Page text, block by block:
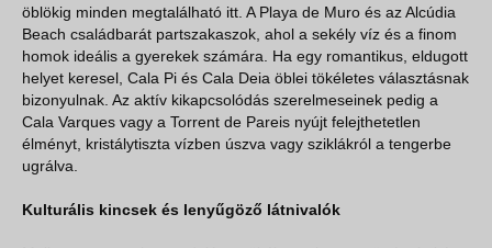
öblökig minden megtalálható itt. A Playa de Muro és az Alcúdia
Beach családbarát partszakaszok, ahol a sekély víz és a finom
homok ideális a gyerekek számára. Ha egy romantikus, eldugott
helyet keresel, Cala Pi és Cala Deia öblei tökéletes választásnak
bizonyulnak. Az aktív kikapcsolódás szerelmeseinek pedig a
Cala Varques vagy a Torrent de Pareis nyújt felejthetetlen
élményt, kristálytiszta vízben úszva vagy sziklákról a tengerbe
ugrálva.
Kulturális kincsek és lenyűgöző látnivalók